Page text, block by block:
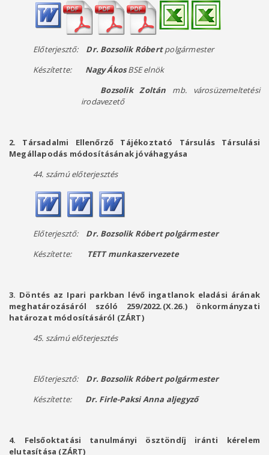
Előterjesztő: Dr. Bozsolik Róbertpolgármester
Készítette: Nagy ÁkosBSE elnök
Bozsolik Zoltán mb. városüzemeltetési
irodavezető
2.
Társadalmi Ellenőrző Tájékoztató Társulás Társulási
Megállapodás módosításának jóváhagyása
44. számú előterjesztés
Előterjesztő: Dr. Bozsolik Róbertpolgármester
Készítette:
TETTmunkaszervezete
3. Döntés az Ipari parkban lévő ingatlanok eladási árának
meghatározásáról szóló 259/2022.(X.26.) önkormányzati
határozat módosításáról (ZÁRT)
45. számú előterjesztés
Előterjesztő: Dr. Bozsolik Róbertpolgármester
Készítette:
Dr. Firle-Paksi Anna aljegyző
4. Felsőoktatási tanulmányi ösztöndíj iránti kérelem
elutasítása (ZÁRT)